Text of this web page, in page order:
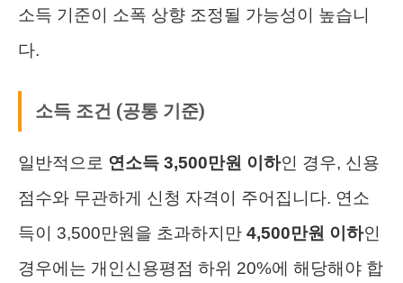
소득 기준이 소폭 상향 조정될 가능성이 높습니
다.
소득 조건 (공통 기준)
일반적으로 연소득 3,500만원 이하인 경우, 신용
점수와 무관하게 신청 자격이 주어집니다. 연소
득이 3,500만원을 초과하지만 4,500만원 이하인
경우에는 개인신용평점 하위 20%에 해당해야 합